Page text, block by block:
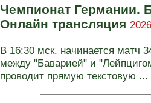
Чемпионат Германии.
Онлайн трансляция
В 16:30 мск. начинается матч
между "Баварией" и
проводит прямую текстовую ...